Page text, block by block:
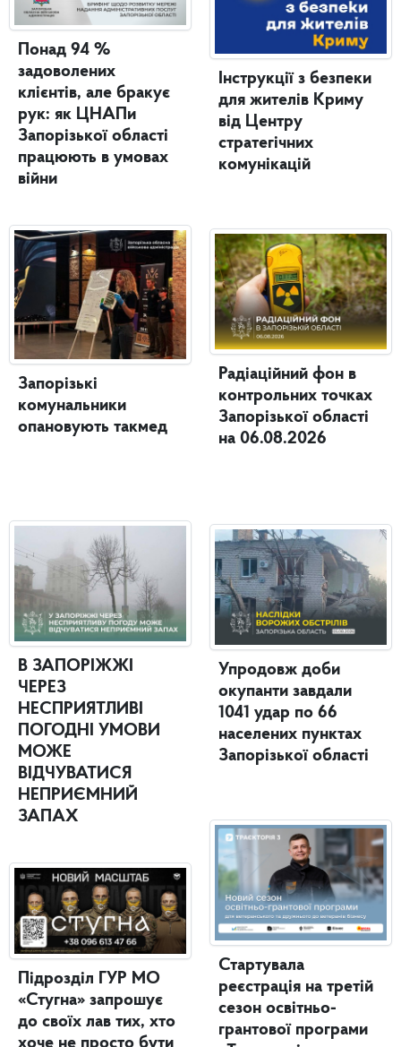
Понад 94 %
задоволених
клієнтів, але бракує
рук: як ЦНАПи
Запорізької області
працюють в умовах
війни
Запорізькі
комунальники
опановують такмед
В ЗАПОРІЖЖІ
ЧЕРЕЗ
НЕСПРИЯТЛИВІ
ПОГОДНІ УМОВИ
МОЖЕ
ВІДЧУВАТИСЯ
НЕПРИЄМНИЙ
ЗАПАХ
Підрозділ ГУР МО
«Стугна» запрошує
до своїх лав тих, хто
Інструкції з безпеки
для жителів Криму
від Центру
стратегічних
комунікацій
Радіаційний фон в
контрольних точках
Запорізької області
на 06.08.2026
Упродовж доби
окупанти завдали
1041 удар по 66
населених пунктах
Запорізької області
Стартувала
реєстрація на третій
сезон освітньо-
грантової програми